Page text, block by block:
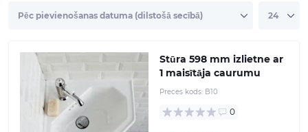
Stūra 598 mm izlietne ar
1 maisītāja caurumu
Preces kods: B10
0